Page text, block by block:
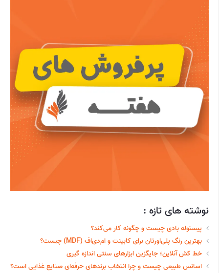
نوشته های تازه :
پیستوله بادی چیست و چگونه کار می‌کند؟
بهترین رنگ پلی‌اورتان برای کابینت و ام‌دی‌اف (MDF) چیست؟
خط‌ کش آنلاین؛ جایگزین ابزارهای سنتی اندازه گیری
اسانس طبیعی چیست و چرا انتخاب برندهای حرفه‌ای صنایع غذایی است؟